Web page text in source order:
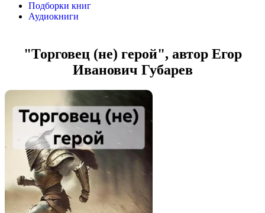
Подборки книг
Аудиокниги
"Торговец (не) герой", автор Егор
Иванович Губарев